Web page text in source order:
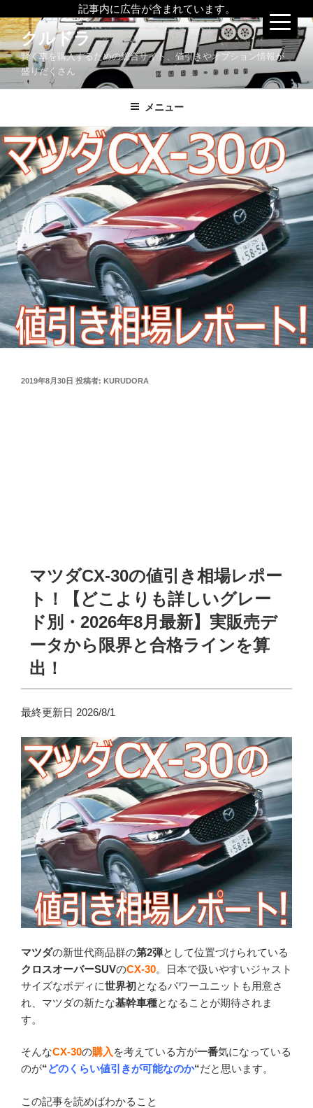
記事内に広告が含まれています。
コ
ン
テ
ツ
ス
キ
ッ
プ
クルドラ
賢く車を購入するための総合サイト、値引きやオプション情報が
盛りだくさん
メニュー
投
2019年8月30日 投稿者: KURUDORA
マツダCX-30の値引き相場レポー
ト！【どこよりも詳しいグレー
ド別・2026年8月最新】実販売デ
ータから限界と合格ラインを算
出！
最終更新日 2026/8/1
マツダの新世代商品群の第2弾として位置づけられている
クロスオーバーSUVのCX-30。日本で扱いやすいジャスト
サイズなボディに世界初となるパワーユニットも用意さ
れ、マツダの新たな基幹車種となることが期待されま
す。
そんなCX-30の購入 を考えている方が一番気になっている
のが“どのくらい値引きが可能なのか“だと思います。
この記事を読めばわかること